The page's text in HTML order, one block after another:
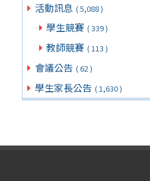
活動訊息 ( 5,088 )
學生競賽 ( 339 )
教師競賽 ( 113 )
會議公告 ( 62 )
學生家長公告 ( 1,630 )